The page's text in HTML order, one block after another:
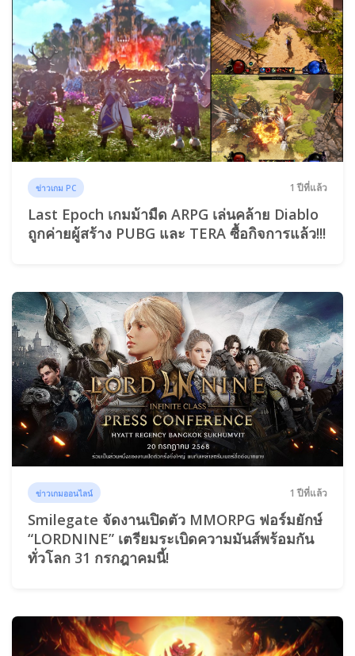
ข่าวเกม PC 1 ปีที่แล้ว
Last Epoch เกมม้ามืด ARPG เล่นคล้าย Diablo
ถูกค่ายผู้สร้าง PUBG และ TERA ซื้อกิจการแล้ว!!!
ข่าวเกมออนไลน์ 1 ปีที่แล้ว
Smilegate จัดงานเปิดตัว MMORPG ฟอร์มยักษ์
“LORDNINE” เตรียมระเบิดความมันส์พร้อมกัน
ทั่วโลก 31 กรกฎาคมนี้!